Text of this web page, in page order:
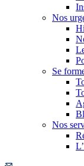
Nos
Se
Nos